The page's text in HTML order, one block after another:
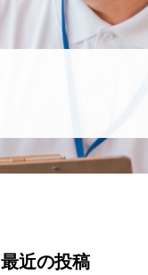
最近の投稿